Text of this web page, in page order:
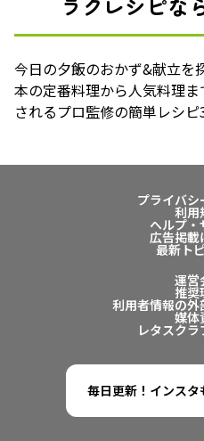
今日の夕飯のおかず&献立を
本の定番料理から人気料理
されるプロ監修の簡単レシピ
プライバシ
利用
ヘルプ・
広告掲載
最新ト
運営
推奨
利用者情報の外
媒体
レタスク
毎日更新！インスタ